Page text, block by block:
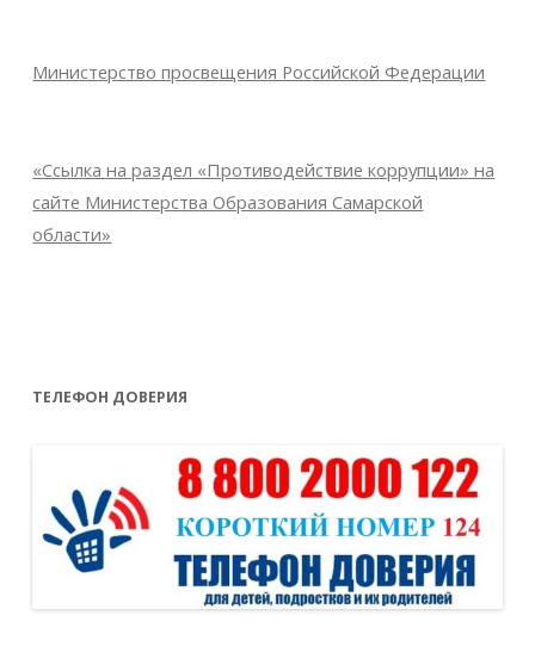
Министерство просвещения Российской Федерации
«Ссылка на раздел «Противодействие коррупции» на
сайте Министерства Образования Самарской
области»
ТЕЛЕФОН ДОВЕРИЯ